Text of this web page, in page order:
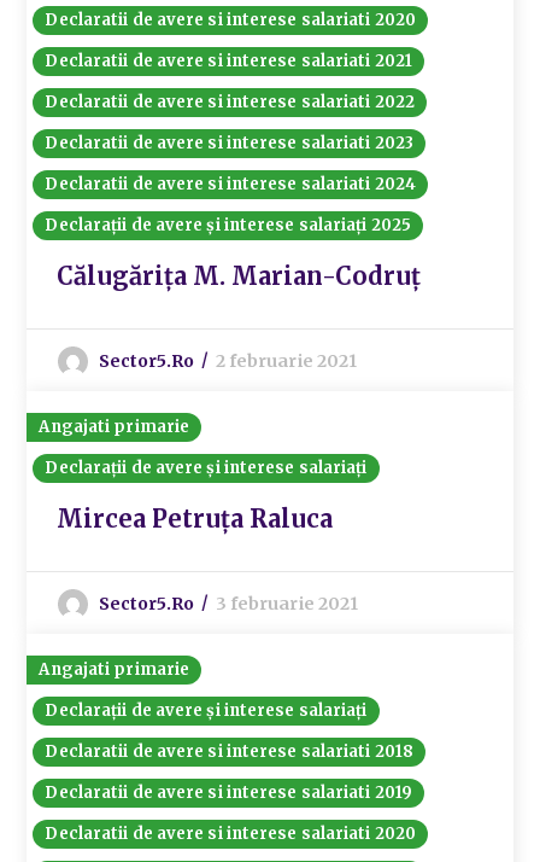
Declaratii de avere si interese salariati 2020
Declaratii de avere si interese salariati 2021
Declaratii de avere si interese salariati 2022
Declaratii de avere si interese salariati 2023
Declaratii de avere si interese salariati 2024
Declarații de avere și interese salariați 2025
Călugărița M. Marian-Codruț
Sector5.ro 2 februarie 2021
Angajati primarie
Declarații de avere și interese salariați
Mircea Petruța Raluca
Sector5.ro 3 februarie 2021
Angajati primarie
Declarații de avere și interese salariați
Declaratii de avere si interese salariati 2018
Declaratii de avere si interese salariati 2019
Declaratii de avere si interese salariati 2020